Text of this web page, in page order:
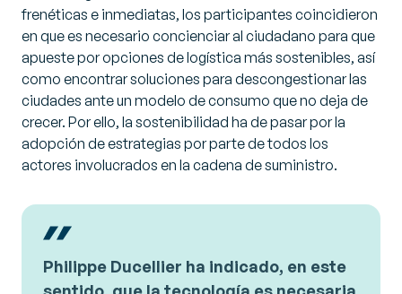
frenéticas e inmediatas, los participantes coincidieron
en que es necesario concienciar al ciudadano para que
apueste por opciones de logística más sostenibles, así
como encontrar soluciones para descongestionar las
ciudades ante un modelo de consumo que no deja de
crecer. Por ello, la sostenibilidad ha de pasar por la
adopción de estrategias por parte de todos los
actores involucrados en la cadena de suministro.
Philippe Ducellier ha indicado, en este
sentido, que la tecnología es necesaria